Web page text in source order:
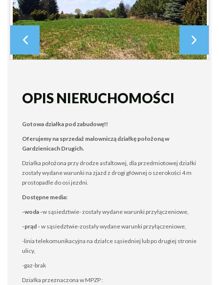
OPIS NIERUCHOMOŚCI
Gotowa działka pod zabudowę!!
Oferujemy na sprzedaż malowniczą działkę położoną w
Gardzienicach Drugich.
Działka położona przy drodze asfaltowej, dla przedmiotowej działki
zostały wydane warunki na zjazd z drogi głównej o szerokości 4 m
prostopadle do osi jezdni.
Dostępne media:
-woda -w sąsiedztwie- zostały wydane warunki przyłączeniowe,
-prąd - w sąsiedztwie-zostały wydane warunki przyłączeniowe,
-linia telekomunikacyjna na działce sąsiedniej lub po drugiej stronie
ulicy,
-gaz-brak
Działka przeznaczona w MPZP :